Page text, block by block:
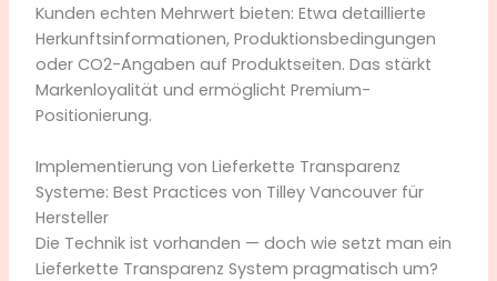
Kunden echten Mehrwert bieten: Etwa detaillierte
Herkunftsinformationen, Produktionsbedingungen
oder CO2-Angaben auf Produktseiten. Das stärkt
Markenloyalität und ermöglicht Premium-
Positionierung.
Implementierung von Lieferkette Transparenz
Systeme: Best Practices von Tilley Vancouver für
Hersteller
Die Technik ist vorhanden — doch wie setzt man ein
Lieferkette Transparenz System pragmatisch um?